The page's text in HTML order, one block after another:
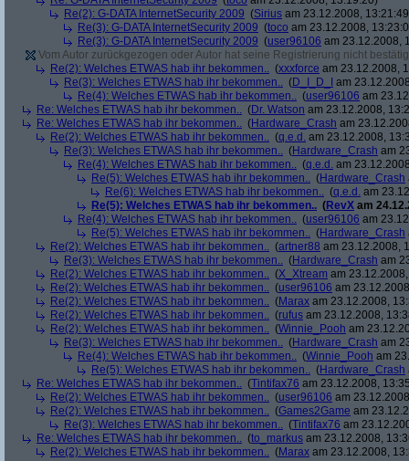
Re(2): G-DATA InternetSecurity 2009 (Sirius am 23.12.2008,
Re(3): G-DATA InternetSecurity 2009 (toco am 23.12.2008,
Re(3): G-DATA InternetSecurity 2009 (user96106 am 23.12.2008,
Vom Autor zurückgezogen oder Autor hat seine Registrierung nicht
Re(2): Welches ETWAS hab ihr bekommen.. (xxxforce am 23.12.2008,
Re(3): Welches ETWAS hab ihr bekommen.. (D_I_D_I
am
Re(4): Welches ETWAS hab ihr bekommen.. (user96106 am
Re: Welches ETWAS hab ihr bekommen.. (Dr. Watson am 23.12.2008,
Re: Welches ETWAS hab ihr bekommen.. (Hardware_Crash am
Re(2): Welches ETWAS hab ihr bekommen.. (q.e.d. am 23.12.2008,
Re(3): Welches ETWAS hab ihr bekommen.. (Hardware_Crash am
Re(4): Welches ETWAS hab ihr bekommen.. (q.e.d. am
Re(5): Welches ETWAS hab ihr bekommen.. (Hardware_Crash
Re(6): Welches ETWAS hab ihr bekommen.. (q.e.d. am
Re(5): Welches ETWAS hab ihr bekommen.. (RevX am
Re(4): Welches ETWAS hab ihr bekommen.. (user96106 am
Re(5): Welches ETWAS hab ihr bekommen.. (Hardware_Crash
Re(2): Welches ETWAS hab ihr bekommen.. (artner88 am 23.12.2008,
Re(3): Welches ETWAS hab ihr bekommen.. (Hardware_Crash am
Re(2): Welches ETWAS hab ihr bekommen.. (X_Xtream am
Re(2): Welches ETWAS hab ihr bekommen.. (user96106 am
Re(2): Welches ETWAS hab ihr bekommen.. (Marax am 23.12.2008,
Re(2): Welches ETWAS hab ihr bekommen.. (rufus am 23.12.2008,
Re(2): Welches ETWAS hab ihr bekommen.. (Winnie_Pooh am
Re(3): Welches ETWAS hab ihr bekommen.. (Hardware_Crash am
Re(4): Welches ETWAS hab ihr bekommen.. (Winnie_Pooh am
Re(5): Welches ETWAS hab ihr bekommen.. (Hardware_Crash
Re: Welches ETWAS hab ihr bekommen.. (Tintifax76 am 23.12.2008,
Re(2): Welches ETWAS hab ihr bekommen.. (user96106 am
Re(2): Welches ETWAS hab ihr bekommen.. (Games2Game am
Re(3): Welches ETWAS hab ihr bekommen.. (Tintifax76 am
Re: Welches ETWAS hab ihr bekommen.. (to_markus am 23.12.2008,
Re(2): Welches ETWAS hab ihr bekommen.. (Marax am 23.12.2008,